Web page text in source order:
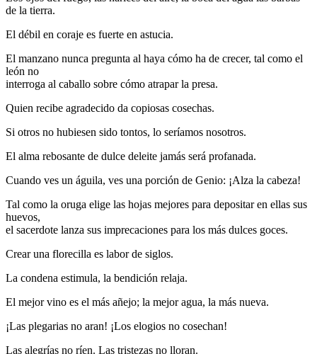
de la tierra.
El débil en coraje es fuerte en astucia.
El manzano nunca pregunta al haya cómo ha de crecer, tal como el
león no
interroga al caballo sobre cómo atrapar la presa.
Quien recibe agradecido da copiosas cosechas.
Si otros no hubiesen sido tontos, lo seríamos nosotros.
El alma rebosante de dulce deleite jamás será profanada.
Cuando ves un águila, ves una porción de Genio: ¡Alza la cabeza!
Tal como la oruga elige las hojas mejores para depositar en ellas sus
huevos,
el sacerdote lanza sus imprecaciones para los más dulces goces.
Crear una florecilla es labor de siglos.
La condena estimula, la bendición relaja.
El mejor vino es el más añejo; la mejor agua, la más nueva.
¡Las plegarias no aran! ¡Los elogios no cosechan!
Las alegrías no ríen. Las tristezas no lloran.